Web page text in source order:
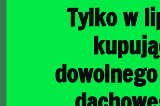
Torby do bagażnika
Tylko w